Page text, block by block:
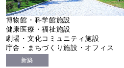
博物館・科学館施設
健康医療・福祉施設
劇場・文化コミュニティ施設
庁舎・まちづくり施設・オフィス
新築